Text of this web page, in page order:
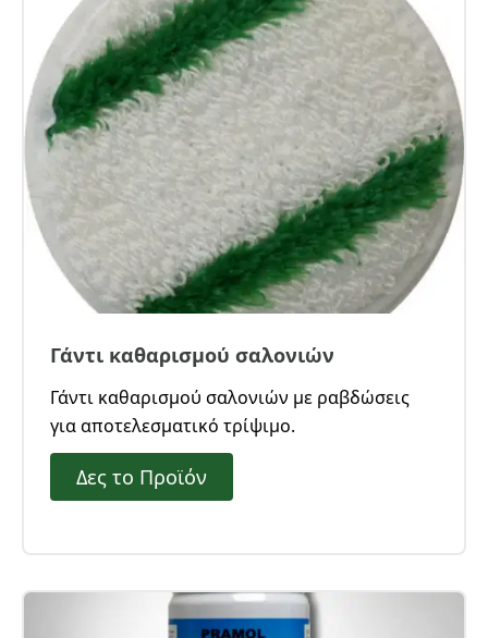
καζίνο, εμπορικά κέντρα, κ,ά.
Γάντι καθαρισμού σαλονιών
Γάντι καθαρισμού σαλονιών με ραβδώσεις
για αποτελεσματικό τρίψιμο.
Δες το Προϊόν